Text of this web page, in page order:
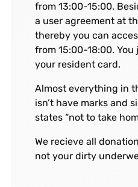
from 13:00-15:00.
a user agreement at
thereby you can
from 15:00-18:00.
your resident card.
Almost everything in
isn’t have marks and
states “not to take
We recieve all
not your dirty